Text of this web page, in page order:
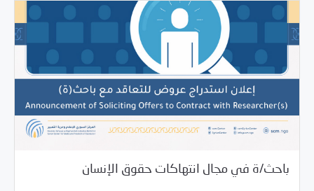
باحث/ة في مجال انتهاكات حقوق الإنسان